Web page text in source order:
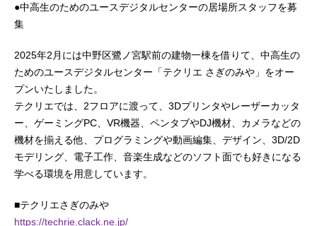
●中高生のためのユースデジタルセンターの居場所スタッフを募
集
2025年2月には中野区鷺ノ宮駅前の建物一棟を借りて、中高生の
ためのユースデジタルセンター「テクリエ さぎのみや」をオー
プンいたしました。
テクリエでは、2フロアに渡って、3Dプリンタやレーザーカッタ
ー、ゲーミングPC、VR機器、ペンタブやDJ機材、カメラなどの
機材を揃える他、プログラミングや動画編集、デザイン、3D/2D
モデリング、電子工作、音楽生成などのソフト面でも好きになる
学べる環境を用意しています。
■テクリエさぎのみや
https://techrie.clack.ne.jp/